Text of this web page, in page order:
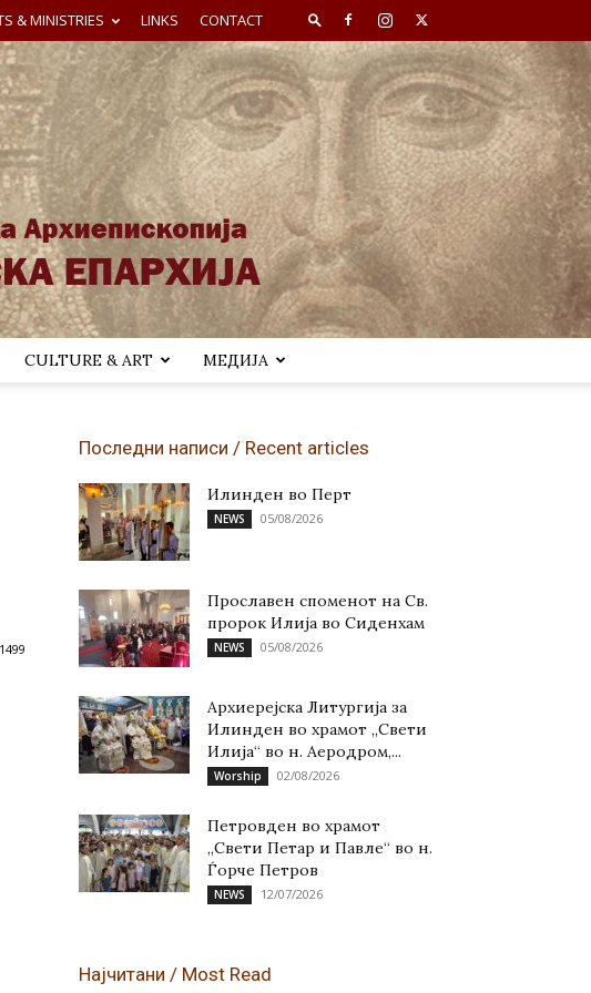
& MINISTRIES LINKS CONTACT
CULTURE & ART МЕДИЈА
1499
Последни написи / Recent articles
Илинден во Перт
NEWS 05/08/2026
Прославен споменот на Св.
пророк Илија во Сиденхам
NEWS 05/08/2026
Архиерејска Литургија за
Илинден во храмот „Свети
Илија“ во н. Аеродром,...
Worship 02/08/2026
Петровден во храмот
„Свети Петар и Павле“ во н.
Ѓорче Петров
NEWS 12/07/2026
Најчитани / Most Read